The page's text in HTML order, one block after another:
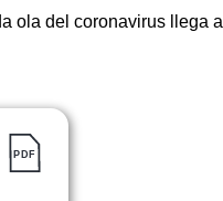
OTHER
ola del coronavirus llega a